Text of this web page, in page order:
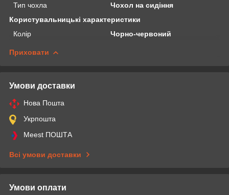
Тип чохла
Чохол на сидіння
Користувальницькі характеристики
Колір
Чорно-червоний
Приховати
Умови доставки
Нова Пошта
Укрпошта
Meest ПОШТА
Всі умови доставки
Умови оплати